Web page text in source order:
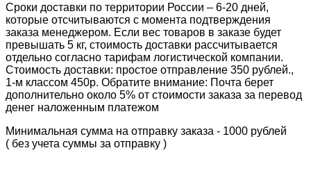
Сроки доставки по территории России – 6-20 дней,
которые отсчитываются с момента подтверждения
заказа менеджером. Если вес товаров в заказе будет
превышать 5 кг, стоимость доставки рассчитывается
отдельно согласно тарифам логистической компании.
Стоимость доставки: простое отправление 350 рублей.,
1-м классом 450р. Обратите внимание: Почта берет
дополнительно около 5% от стоимости заказа за перевод
денег наложенным платежом
Минимальная сумма на отправку заказа - 1000 рублей
( без учета суммы за отправку )